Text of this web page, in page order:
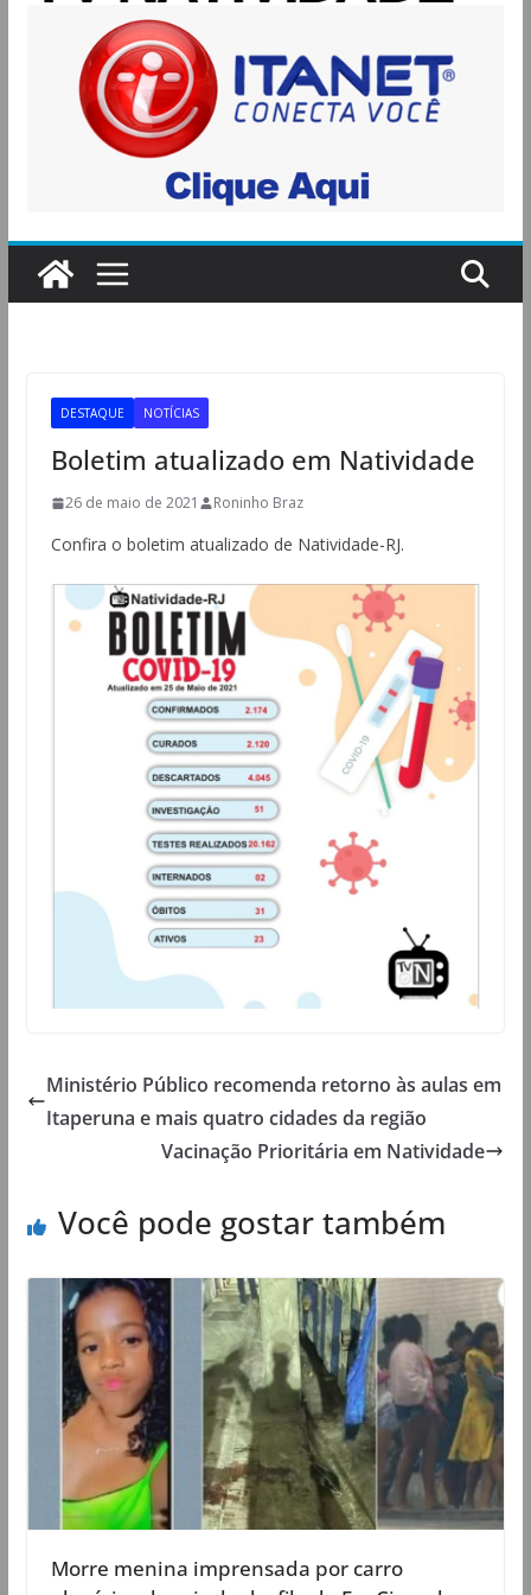
DESTAQUE NOTÍCIAS
Boletim atualizado em Natividade
26 de maio de 2021 Roninho Braz
Confira o boletim atualizado de Natividade-RJ.
Ministério Público recomenda retorno às aulas em
Itaperuna e mais quatro cidades da região
Vacinação Prioritária em Natividade
Você pode gostar também
Morre menina imprensada por carro